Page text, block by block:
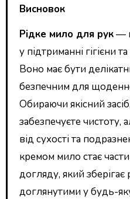
Висновок
Рідке мило для рук—
у підтриманні гігієни
Воно має бути
безпечним для
Обираючи якісний
забезпечуєте чистоту,
від сухості та
кремом мило стає
догляду, який
доглянутими у будь-